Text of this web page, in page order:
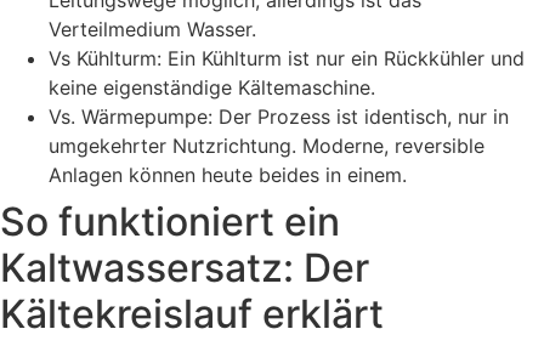
Verteilmedium Wasser.
Vs Kühlturm: Ein Kühlturm ist nur ein Rückkühler und
keine eigenständige Kältemaschine.
Vs. Wärmepumpe: Der Prozess ist identisch, nur in
umgekehrter Nutzrichtung. Moderne, reversible
Anlagen können heute beides in einem.
So funktioniert ein
Kaltwassersatz: Der
Kältekreislauf erklärt